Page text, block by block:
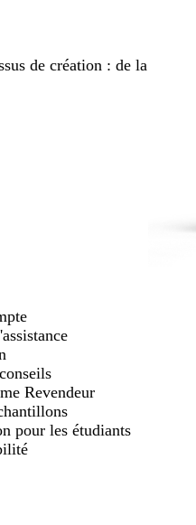
de création : de la
Revendeur
pour les étudiants